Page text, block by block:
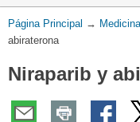
campo
de
Usted
está
Página Principal →
abiraterona
Niraparib y